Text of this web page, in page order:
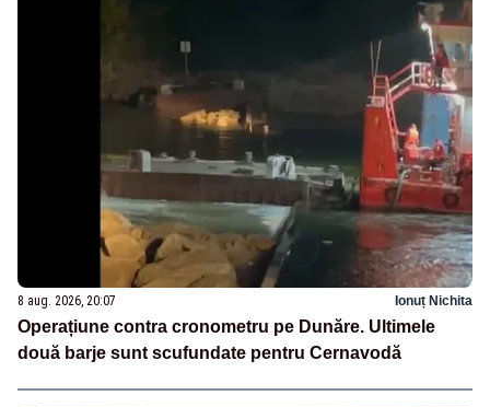
8 aug. 2026, 20:07 Ionuț Nichita
Operațiune contra cronometru pe Dunăre. Ultimele
două barje sunt scufundate pentru Cernavodă